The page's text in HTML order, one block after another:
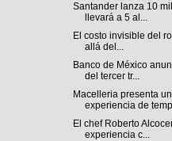
Santander lanza 10
llevará a 5 al...
El costo invisible del
allá del...
Banco de México
del tercer tr...
Macelleria presenta
experiencia de
El chef Roberto
experiencia c...